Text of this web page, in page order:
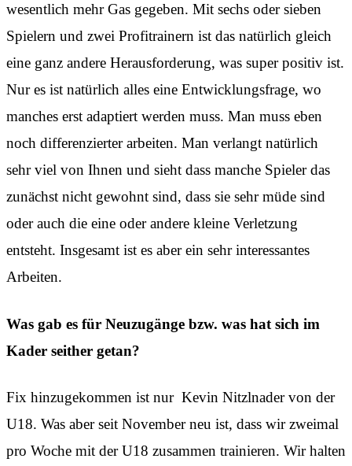
wesentlich mehr Gas gegeben. Mit sechs oder sieben
Spielern und zwei Profitrainern ist das natürlich gleich
eine ganz andere Herausforderung, was super positiv ist.
Nur es ist natürlich alles eine Entwicklungsfrage, wo
manches erst adaptiert werden muss. Man muss eben
noch differenzierter arbeiten. Man verlangt natürlich
sehr viel von Ihnen und sieht dass manche Spieler das
zunächst nicht gewohnt sind, dass sie sehr müde sind
oder auch die eine oder andere kleine Verletzung
entsteht. Insgesamt ist es aber ein sehr interessantes
Arbeiten.
Was gab es für Neuzugänge bzw. was hat sich im
Kader seither getan?
Fix hinzugekommen ist nur Kevin Nitzlnader von der
U18. Was aber seit November neu ist, dass wir zweimal
pro Woche mit der U18 zusammen trainieren. Wir halten